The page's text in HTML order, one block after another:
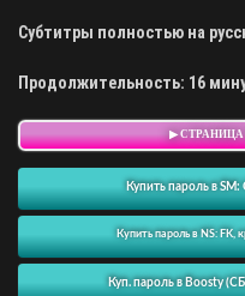
Субтитры полностью на
Продолжительность: 16
▶
Купить пароль в
Купить пароль в NS: FK,
Куп. пароль в Boosty